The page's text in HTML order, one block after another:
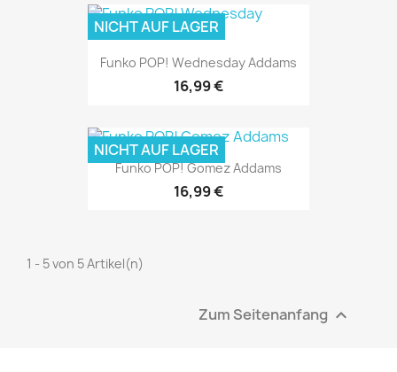
Funko POP! Wednesday Addams
16,99 €
NICHT AUF LAGER
Funko POP! Gomez Addams
16,99 €
NICHT AUF LAGER
1 - 5 von 5 Artikel(n)
Zum Seitenanfang 